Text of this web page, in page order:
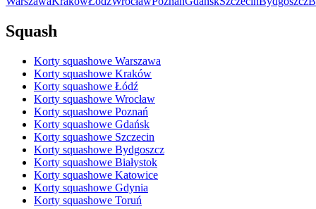
Squash
Korty squashowe Warszawa
Korty squashowe Kraków
Korty squashowe Łódź
Korty squashowe Wrocław
Korty squashowe Poznań
Korty squashowe Gdańsk
Korty squashowe Szczecin
Korty squashowe Bydgoszcz
Korty squashowe Białystok
Korty squashowe Katowice
Korty squashowe Gdynia
Korty squashowe Toruń